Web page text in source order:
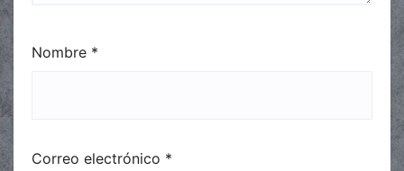
Nombre *
Correo electrónico *